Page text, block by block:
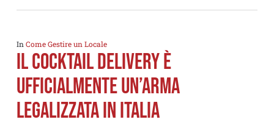
In Come Gestire un Locale
Il Cocktail Delivery è
ufficialmente un’arma
legalizzata in Italia